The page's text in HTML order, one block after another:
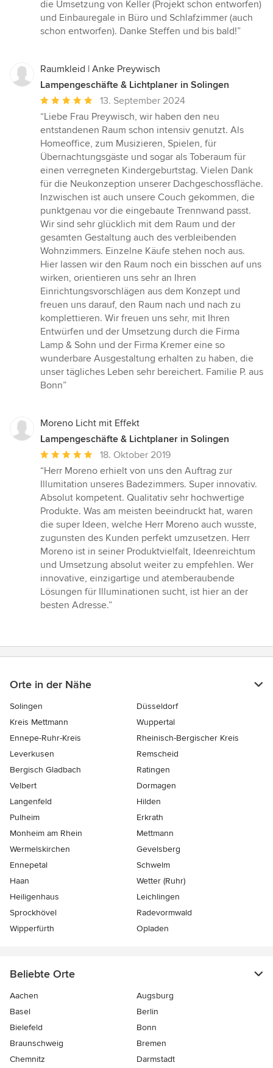
die Umsetzung von Keller (Projekt schon entworfen)
und Einbauregale in Büro und Schlafzimmer (auch
schon entworfen). Danke Steffen und bis bald!”
Raumkleid | Anke Preywisch
Lampengeschäfte & Lichtplaner in Solingen
Durchschnittliche
Bewertung:
5
von
5
Sternen
13. September 2024
“Liebe Frau Preywisch, wir haben den neu
entstandenen Raum schon intensiv genutzt. Als
Homeoffice, zum Musizieren, Spielen, für
Übernachtungsgäste und sogar als Toberaum für
einen verregneten Kindergeburtstag. Vielen Dank
für die Neukonzeption unserer Dachgeschossfläche.
Inzwischen ist auch unsere Couch gekommen, die
punktgenau vor die eingebaute Trennwand passt.
Wir sind sehr glücklich mit dem Raum und der
gesamten Gestaltung auch des verbleibenden
Wohnzimmers. Einzelne Käufe stehen noch aus.
Hier lassen wir den Raum noch ein bisschen auf uns
wirken, orientieren uns sehr an Ihren
Einrichtungsvorschlägen aus dem Konzept und
freuen uns darauf, den Raum nach und nach zu
komplettieren. Wir freuen uns sehr, mit Ihren
Entwürfen und der Umsetzung durch die Firma
Lamp & Sohn und der Firma Kremer eine so
wunderbare Ausgestaltung erhalten zu haben, die
unser tägliches Leben sehr bereichert. Familie P. aus
Bonn”
Moreno Licht mit Effekt
Lampengeschäfte & Lichtplaner in Solingen
Durchschnittliche
Bewertung:
5
von
5
Sternen
18. Oktober 2019
“Herr Moreno erhielt von uns den Auftrag zur
Illumitation unseres Badezimmers. Super innovativ.
Absolut kompetent. Qualitativ sehr hochwertige
Produkte. Was am meisten beeindruckt hat, waren
die super Ideen, welche Herr Moreno auch wusste,
zugunsten des Kunden perfekt umzusetzen. Herr
Moreno ist in seiner Produktvielfalt, Ideenreichtum
und Umsetzung absolut weiter zu empfehlen. Wer
innovative, einzigartige und atemberaubende
Lösungen für Illuminationen sucht, ist hier an der
besten Adresse.”
Orte in der Nähe
Solingen
Düsseldorf
Kreis Mettmann
Wuppertal
Ennepe-Ruhr-Kreis
Rheinisch-Bergischer Kreis
Leverkusen
Remscheid
Bergisch Gladbach
Ratingen
Velbert
Dormagen
Langenfeld
Hilden
Pulheim
Erkrath
Monheim am Rhein
Mettmann
Wermelskirchen
Gevelsberg
Ennepetal
Schwelm
Haan
Wetter (Ruhr)
Heiligenhaus
Leichlingen
Sprockhövel
Radevormwald
Wipperfürth
Opladen
Beliebte Orte
Aachen
Augsburg
Basel
Berlin
Bielefeld
Bonn
Braunschweig
Bremen
Chemnitz
Darmstadt